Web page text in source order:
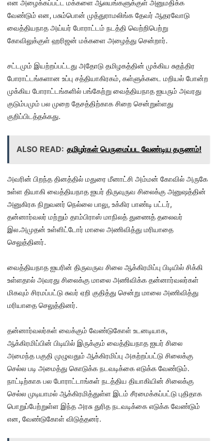
என அழைக்கப்பட்ட மக்களை ஆலயங்களுக்குள் அனுமதிக்க
வேண்டும் என, பசும்பொன் முத்துராமலிங்க தேவர் ஆதரவோடு
வைத்தியநாத அய்யர் போராட்டம் நடத்தி வெற்றிபெற்று
கோவிலுக்குள் ஹரிஜன் மக்களை அழைத்து சென்றார்.
சட்டமும் இயற்றப்பட்டது‌ அதோடு தமிழகத்தின் முக்கிய சுதந்திர
போராட்டங்களான உப்பு சத்தியாகிரகம், கள்ளுக்கடை மறியல் போன்ற
முக்கிய போராட்டங்களில் பங்கேற்று வைத்தியநாத ஐயரும் அவரது
குடும்பமும் பல முறை தேசத்திற்காக சிறை சென்றுள்ளது
குறிப்பிடத்தக்கது.
ALSO READ: தமிழர்கள் பெருமைப்பட வேண்டிய தருணம்!
அவரின் பிறந்த தினத்தில் மதுரை மீனாட்சி அம்மன் கோவில் அருகே
உள்ள தியாகி வைத்தியநாத ஐயர் திருவுருவ சிலைக்கு அனுஷத்தின்
அனுகிரக நிறுவனர் நெல்லை பாலு, உக்கிர பாண்டி பட்டர்,
தன்னார்வலர் மற்றும் தாம்பிராஸ் மாநிலத் துணைத் தலைவர்
இல.அமுதன் உள்ளிட்டோர் மாலை அணிவித்து மரியாதை
செலுத்தினர்.
வைத்தியநாத ஐயரின் திருவருவ சிலை ஆக்கிரமிப்பு பிடியில் சிக்கி
உள்ளதால் அவரது சிலைக்கு மாலை அணிவிக்க தன்னார்வலர்கள்
மிகவும் சிரமப்பட்டு சுவர் ஏறி குதித்து சென்று மாலை அணிவித்து
மரியாதை செலுத்தினர்.
தன்னார்வலர்கள் வைக்கும் வேண்டுகோள் உடனடியாக,
ஆக்கிரமிப்பின் பிடியில் இருக்கும் வைத்தியநாத ஐயர் சிலை
அமைந்த பகுதி முழுவதும் ஆக்கிரமிப்பு அகற்றப்பட்டு சிலைக்கு
செல்ல படி அமைத்து கொடுக்க நடவடிக்கை எடுக்க வேண்டும்.
நாட்டிற்காக பல போராட்டாங்கள் நடத்திய தியாகியின் சிலைக்கு
செல்ல முடியாமல் ஆக்கிரமித்துள்ள இடம் சீரமைக்கப்பட்டு புதிதாக
பொறுப்பேற்றுள்ள இந்த அரசு துரித நடவடிக்கை எடுக்க வேண்டும்
என, வேண்டுகோள் விடுத்தனர்.